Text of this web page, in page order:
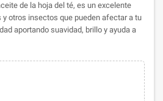
de la hoja del té, es un excelente
y otros insectos que pueden afectar a tu
aportando suavidad, brillo y ayuda a